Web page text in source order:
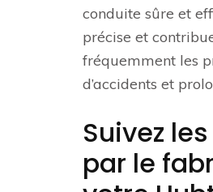
conduite sûre et
précise et
fréquemment les
d’accidents et
Suivez
par le